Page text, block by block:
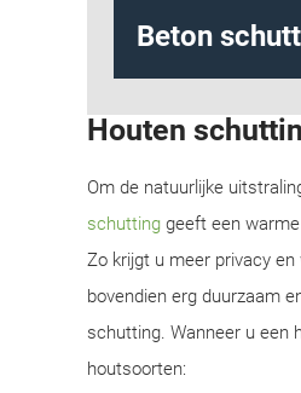
Beton
Houten
Om de natuurlijke
schutting geeft een
Zo krijgt u meer privacy
bovendien erg duurzaam
schutting. Wanneer u een
houtsoorten: